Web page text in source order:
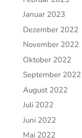
Januar 2023
Dezember 2022
November 2022
Oktober 2022
September 2022
August 2022
Juli 2022
Juni 2022
Mai 2022